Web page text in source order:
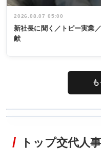
2026.08.07 05:00
新社長に聞く／トピー実業
献
非鉄業界で
タックトレー
トップ交代人事